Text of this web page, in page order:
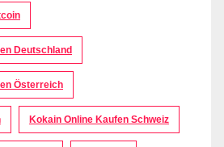
Deutschland
Österreich
Kokain Online Kaufen Schweiz